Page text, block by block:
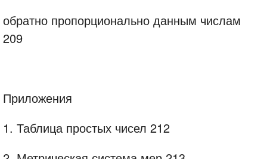
обратно пропорционально данным числам
209
Приложения
1. Таблица простых чисел 212